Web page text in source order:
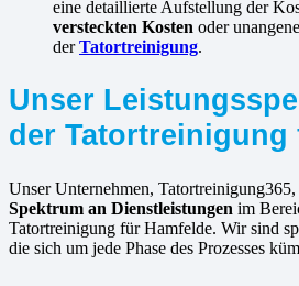
eine detaillierte Aufstellung der
versteckten Kosten oder
derTatortreinigung.
Unser
der Tatortreinigung
Unser Unternehmen, Tatortreinigung365,
Spektrum an Dienstleistungen im
Tatortreinigung für Hamfelde. Wir sind
die sich um jede Phase des Prozesses